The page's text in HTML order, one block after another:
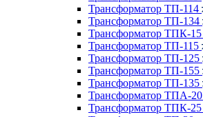
Трансформатор ТП-114
Трансформатор ТП-134
Трансформатор ТПК-15
Трансформатор ТП-115
Трансформатор ТП-125
Трансформатор ТП-155
Трансформатор ТП-135
Трансформатор ТПА-20
Трансформатор ТПК-25